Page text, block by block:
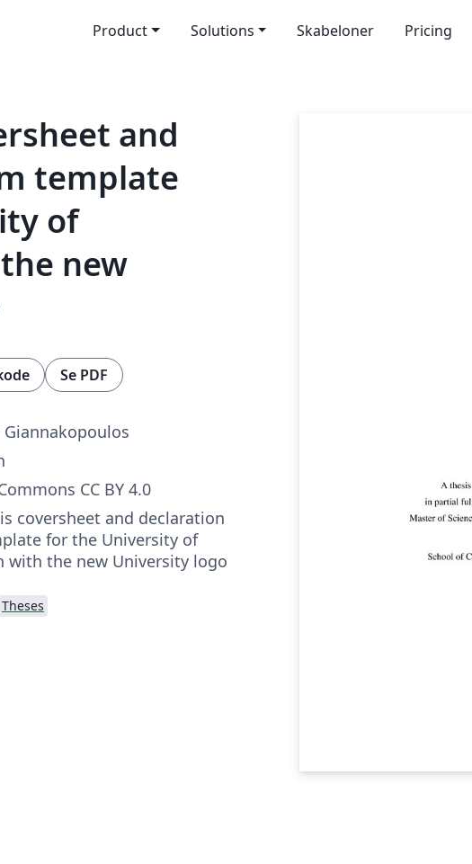
Product Solutions Skabeloner Pricing
and
template
of
new
Se PDF
Giannakopoulos
CC BY 4.0
coversheet and declaration
for the University of
with the new University logo
Theses